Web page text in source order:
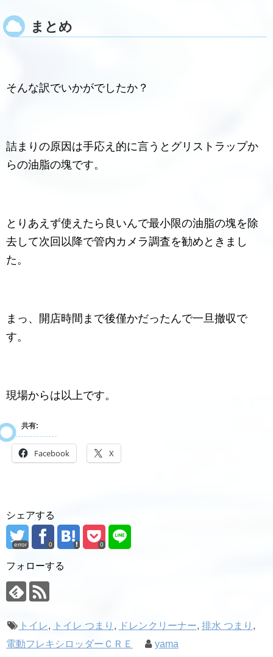
まとめ
そんな訳でいかがでしたか？
詰まりの原因は手応え的に言うとグリストラップか
らの油脂の塊です。
とりあえず使えたら良いんで最小限の油脂の塊を除
去して次回以降で管内カメラ調査を勧めときまし
た。
まっ、開店時間まで後僅かだったんで一旦撤収で
す。
現場からは以上です。
共有:
Facebook X
シェアする
error 0 0
フォローする
トイレ, トイレ つまり , ドレンクリーナー, 排水 つまり ,
電動フレキシロッダーＣＲＥ
yama